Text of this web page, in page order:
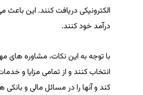
الکترونیکی دریافت کنند. این باعث
درآمد خود کنند.
با توجه به این نکات، مشاوره های
انتخاب کنند و از تمامی مزایا و
کند و آنها را در مسائل مالی و